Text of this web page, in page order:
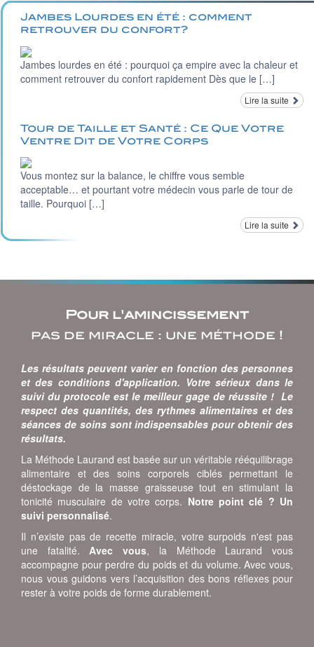
Jambes Lourdes en été : comment
retrouver du confort?
Jambes lourdes en été : pourquoi ça empire avec la chaleur et
comment retrouver du confort rapidement Dès que le […]
Lire la suite
Tour de Taille et Santé : Ce Que Votre
Ventre Dit de Votre Corps
Vous montez sur la balance, le chiffre vous semble
acceptable… et pourtant votre médecin vous parle de tour de
taille. Pourquoi […]
Lire la suite
Pour l'amincissement
pas de miracle : une méthode !
Les résultats peuvent varier en fonction des personnes
et des conditions d'application. Votre sérieux dans le
suivi du protocole est le meilleur gage de réussite ! Le
respect des quantités, des rythmes alimentaires et des
séances de soins sont indispensables pour obtenir des
résultats.
La Méthode Laurand est basée sur un véritable rééquilibrage
alimentaire et des soins corporels ciblés permettant le
déstockage de la masse graisseuse tout en stimulant la
tonicité musculaire de votre corps. Notre point clé ? Un
suivi personnalisé.
Il n’existe pas de recette miracle, votre surpoids n'est pas
une fatalité. Avec vous, la Méthode Laurand vous
accompagne pour perdre du poids et du volume. Avec vous,
nous vous guidons vers l’acquisition des bons réflexes pour
rester à votre poids de forme durablement.